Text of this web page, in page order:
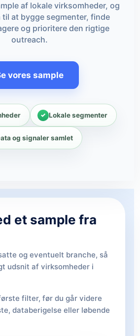
af lokale virksomheder, og
at bygge segmenter, finde
og prioritere den rigtige
outreach.
vores sample
Lokale segmenter
og signaler samlet
et sample fra
og eventuelt branche, så
udsnit af virksomheder i
filter, før du går videre
databerigelse eller løbende